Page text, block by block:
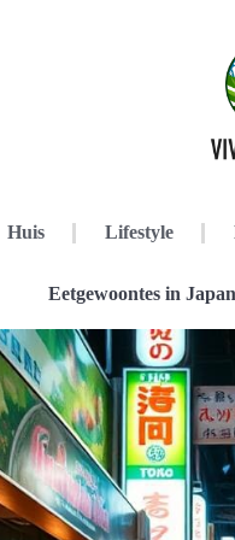
Huis Lifestyle
Eetgewoontes in